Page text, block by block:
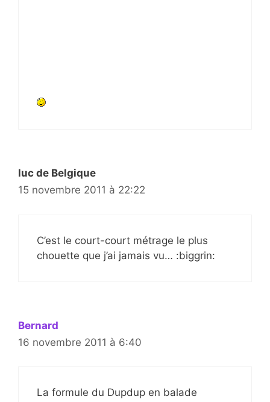
luc de Belgique
15 novembre 2011 à 22:22
C’est le court-court métrage le plus
chouette que j’ai jamais vu… :biggrin:
Bernard
16 novembre 2011 à 6:40
La formule du Dupdup en balade